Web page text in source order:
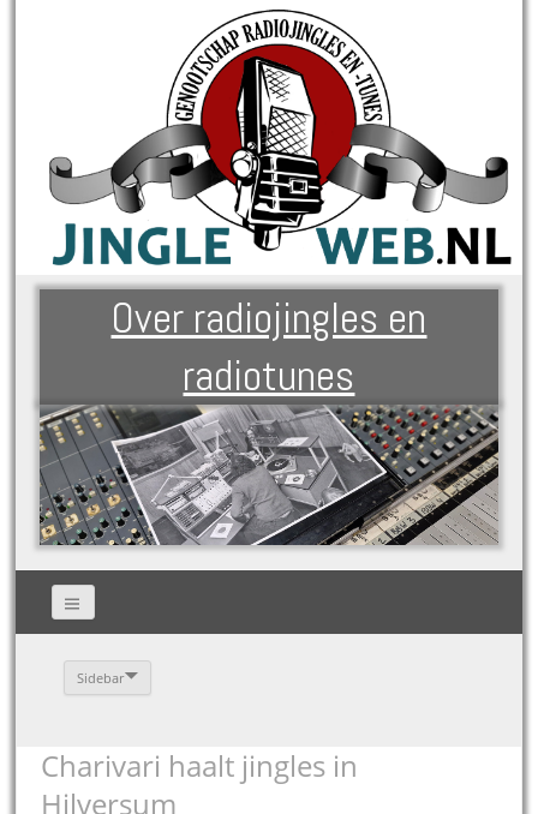
Over radiojingles en
radiotunes
Sidebar
Charivari haalt jingles in
Hilversum